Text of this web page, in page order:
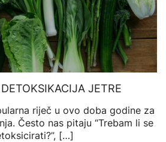
JETRE
riječ u ovo doba godine za
Često nas pitaju “Trebam li se
[…]